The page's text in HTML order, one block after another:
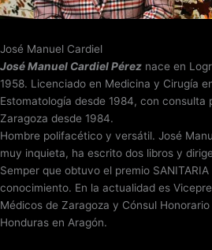
José Manuel Cardiel
José Manuel Cardiel Pérez nace en
1958. Licenciado en Medicina y Cirugía
Estomatología desde 1984, con consulta
Zaragoza desde 1984.
Hombre polifacético y versátil. José
muy inquieta, ha escrito dos libros y
Semper que obtuvo el premio
conocimiento. En la actualidad es
Médicos de Zaragoza y Cónsul
Honduras en Aragón.